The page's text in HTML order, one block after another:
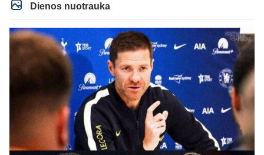
Dienos nuotrauka